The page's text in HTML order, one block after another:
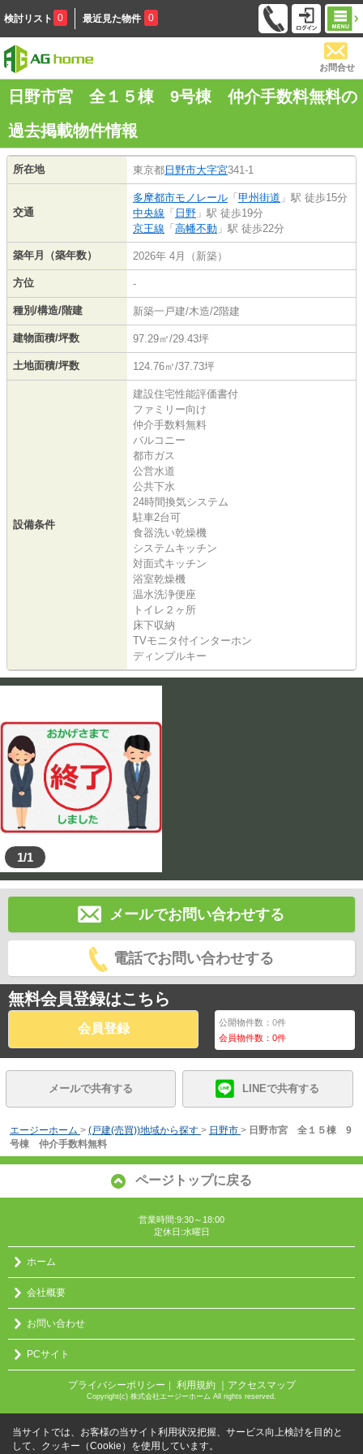
検討リスト 0 最近見た物件 0
お問合せ
日野市宮 全１５棟 9号棟 仲介手数料無料の
過去掲載物件情報
所在地 東京都 日野市大字宮341-1
交通
多摩都市モノレール 「 甲州街道 」駅 徒歩15分
中央線 「 日野 」駅 徒歩19分
京王線 「 高幡不動 」駅 徒歩22分
築年月（築年数） 2026年 4月（新築）
方位 -
種別/構造/階建 新築一戸建/木造/2階建
建物面積/坪数 97.29㎡/29.43坪
土地面積/坪数 124.76㎡/37.73坪
設備条件
建設住宅性能評価書付
ファミリー向け
仲介手数料無料
バルコニー
都市ガス
公営水道
公共下水
24時間換気システム
駐車2台可
食器洗い乾燥機
システムキッチン
対面式キッチン
浴室乾燥機
温水洗浄便座
トイレ２ヶ所
床下収納
TVモニタ付インターホン
ディンプルキー
1/1
メールでお問い合わせする
電話でお問い合わせする
無料会員登録はこちら
会員登録 公開物件数：0件
会員物件数：0件
メールで共有する LINEで共有する
エージーホーム > (戸建(売買))地域から探す > 日野市 > 日野市宮 全１５棟 9
号棟 仲介手数料無料
ページトップに戻る
営業時間:9:30～18:00
定休日:水曜日
ホーム
会社概要
お問い合わせ
PCサイト
プライバシーポリシー ｜ 利用規約 ｜アクセスマップ
Copyright(c) 株式会社エージーホーム All rights reserved.
当サイトでは、お客様の当サイト利用状況把握、サービス向上検討を目的と
して、クッキー（Cookie）を使用しています。